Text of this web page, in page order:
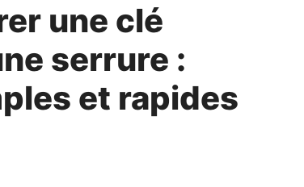
une clé
serrure :
et rapides